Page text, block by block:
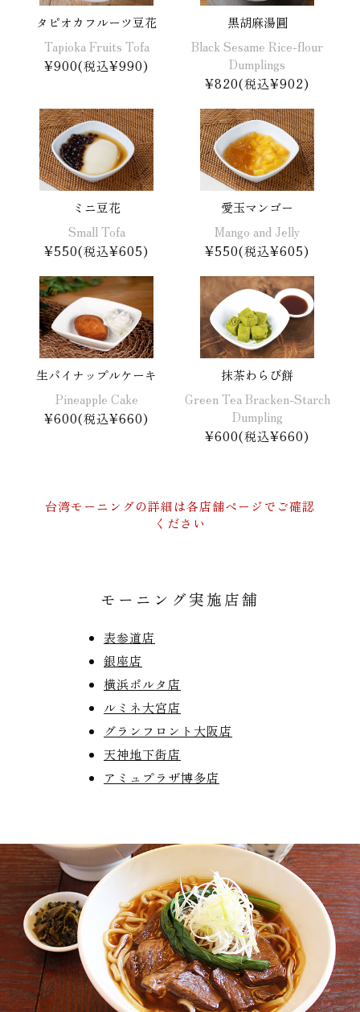
タピオカフルーツ豆花
Tapioka Fruits Tofa
¥900(税込¥990)
黒胡麻湯圓
Black Sesame Rice-flour
Dumplings
¥820(税込¥902)
ミニ豆花
Small Tofa
¥550(税込¥605)
愛玉マンゴー
Mango and Jelly
¥550(税込¥605)
生パイナップルケーキ
Pineapple Cake
¥600(税込¥660)
抹茶わらび餅
Green Tea Bracken-Starch
Dumpling
¥600(税込¥660)
台湾モーニングの詳細は各店舗ページでご確認
ください
モーニング実施店舗
表参道店
銀座店
横浜ポルタ店
ルミネ大宮店
グランフロント大阪店
天神地下街店
アミュプラザ博多店